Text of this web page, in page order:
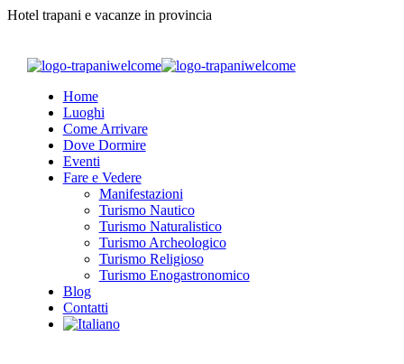
Hotel trapani e vacanze in provincia
Home
Luoghi
Come Arrivare
Dove Dormire
Eventi
Fare e Vedere
Manifestazioni
Turismo Nautico
Turismo Naturalistico
Turismo Archeologico
Turismo Religioso
Turismo Enogastronomico
Blog
Contatti